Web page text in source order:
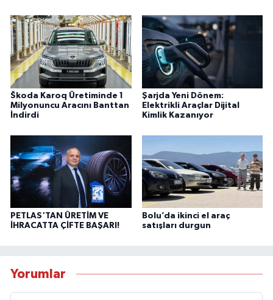
Škoda Karoq Üretiminde 1
Milyonuncu Aracını Banttan
İndirdi
Şarjda Yeni Dönem:
Elektrikli Araçlar Dijital
Kimlik Kazanıyor
PETLAS'TAN ÜRETİM VE
İHRACATTA ÇİFTE BAŞARI!
Bolu’da ikinci el araç
satışları durgun
Yorumlar